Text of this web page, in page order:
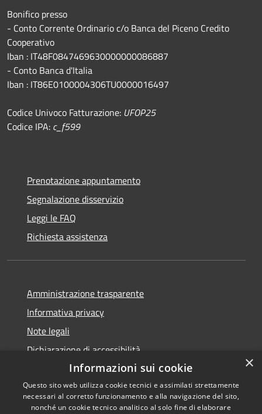
Bonifico presso
​- Conto Corrente Ordinario c/o Banca del Piceno Credito
Cooperativo
Iban : IT48F0847469630000000086887
- Conto Banca d'Italia
Iban : IT86E0100004306TU0000016497
Codice Univoco Fatturazione: UFOP25
Codice IPA: c_f599
Prenotazione appuntamento
Segnalazione disservizio
Leggi le FAQ
Richiesta assistenza
Amministrazione trasparente
Informativa privacy
Note legali
Dichiarazione di accessibilità
Copyright © 2026 • Comune di
×
Informazioni sui cookie
Questo sito web utilizza cookie tecnici e assimilati strettamente
necessari al corretto funzionamento e alla navigazione del sito,
nonché un cookie tecnico analitico al solo fine di elaborare